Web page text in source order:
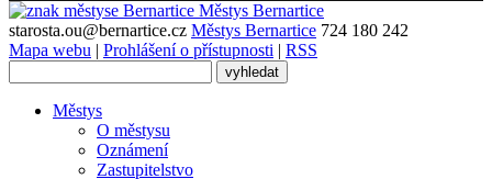
Městys Bernartice
starosta.ou@bernartice.cz Městys Bernartice 724 180 242
Mapa webu | Prohlášení o přístupnosti | RSS
Městys
O městysu
Oznámení
Zastupitelstvo